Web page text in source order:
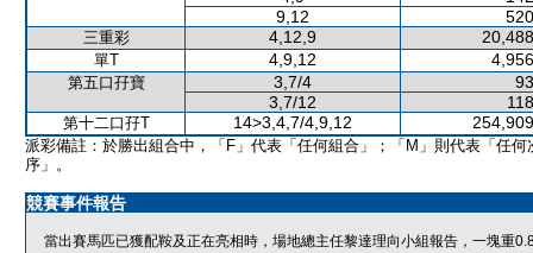
9,12
三重彩 4,12,9
單T 4,9,12
第五口孖寶 3,7/4
3,7/12
第十二口孖T 14>3,4,7/4,9,12
派彩備註：於勝出組合中，「F」代表「任何組合」；「M」則代表「任何
序」。
競賽事件報告
當出賽馬匹已獲配鞍及正在亮相時，場地總主任黎達理向小組報告，一塊重